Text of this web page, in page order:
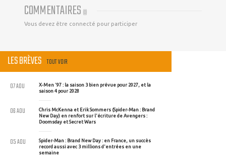
COMMENTAIRES (0)
Vous devez être connecté pour participer
LES BRÈVES TOUT VOIR
X-Men '97 : la saison 3 bien prévue pour 2027, et la
saison 4 pour 2028
07 AOU
Chris McKenna et Erik Sommers (Spider-Man : Brand
New Day) en renfort sur l'écriture de Avengers :
Doomsday et Secret Wars
06 AOU
Spider-Man : Brand New Day : en France, un succès
record aussi avec 3 millions d'entrées en une
semaine
05 AOU